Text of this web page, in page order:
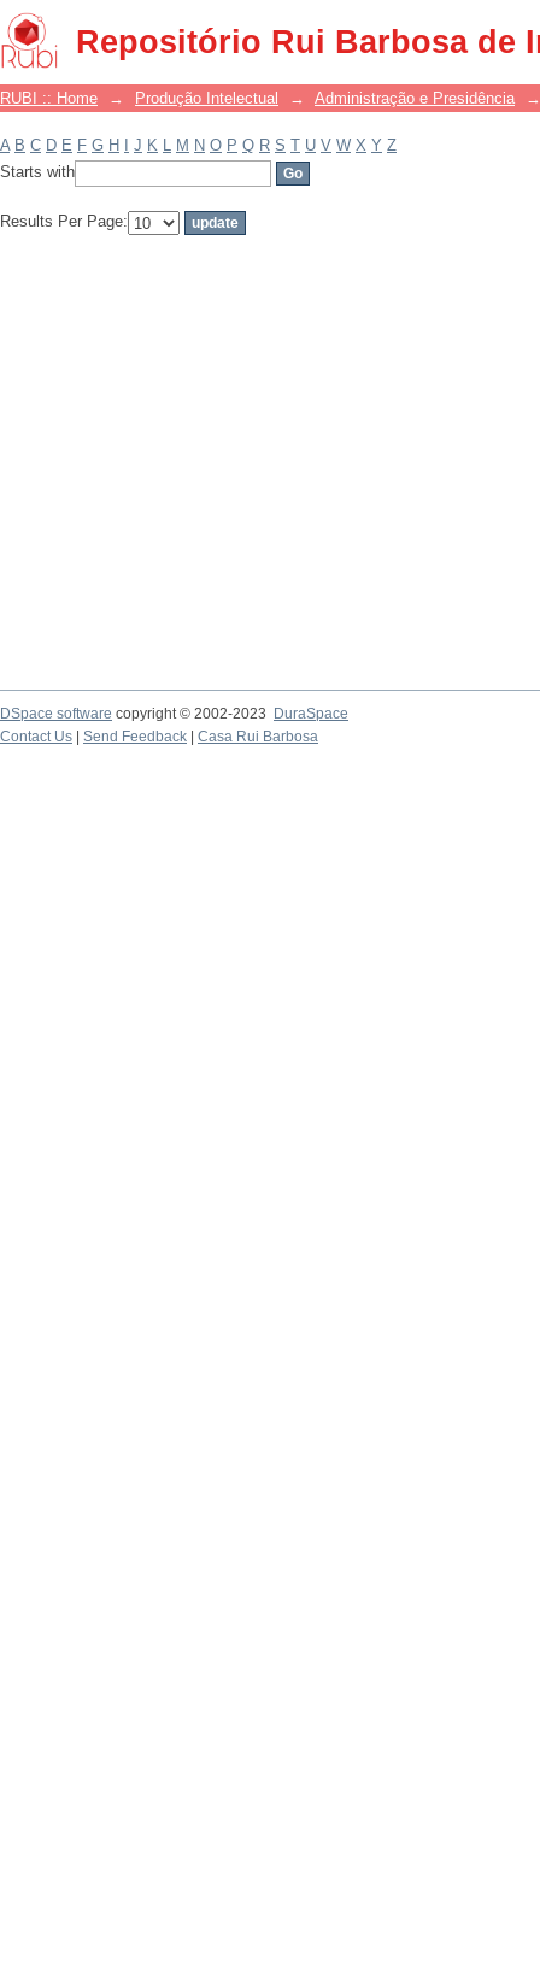
Repositório Rui Barbosa de
Filter by: Subject
RUBI :: Home → Produção Intelectual → Administração e Presidência →
A B C D E F G H J K L M N O P Q R S T U V W X Y Z
Starts with
Results Per Page:
DSpace software copyright © 2002-2023
DuraSpace
Contact Us
Send Feedback Casa Rui Barbosa